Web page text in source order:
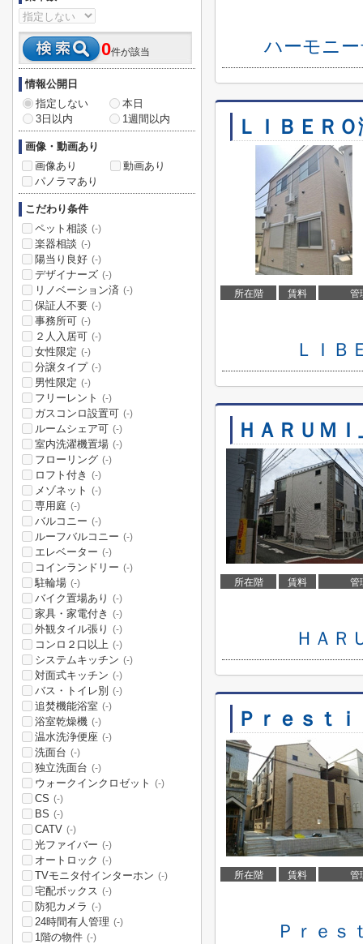
ハーモニ
ＬＩＢＥＲ
所在階 賃料 管
ＬＩＢ
ＨＡＲＵＭ
所在階 賃料 管
ＨＡＲ
Ｐｒｅｓｔ
所在階 賃料 管
Ｐｒｅｓ
0件が該当
情報公開日
指定しない
本日
3日以内
1週間以内
画像・動画あり
画像あり
動画あり
パノラマあり
こだわり条件
ペット相談 (-)
楽器相談 (-)
陽当り良好 (-)
デザイナーズ (-)
リノベーション済 (-)
保証人不要 (-)
事務所可 (-)
２人入居可 (-)
女性限定 (-)
分譲タイプ (-)
男性限定 (-)
フリーレント (-)
ガスコンロ設置可 (-)
ルームシェア可 (-)
室内洗濯機置場 (-)
フローリング (-)
ロフト付き (-)
メゾネット (-)
専用庭 (-)
バルコニー (-)
ルーフバルコニー (-)
エレベーター (-)
コインランドリー (-)
駐輪場 (-)
バイク置場あり (-)
家具・家電付き (-)
外観タイル張り (-)
コンロ２口以上 (-)
システムキッチン (-)
対面式キッチン (-)
バス・トイレ別 (-)
追焚機能浴室 (-)
浴室乾燥機 (-)
温水洗浄便座 (-)
洗面台 (-)
独立洗面台 (-)
ウォークインクロゼット (-)
CS (-)
BS (-)
CATV (-)
光ファイバー (-)
オートロック (-)
TVモニタ付インターホン (-)
宅配ボックス (-)
防犯カメラ (-)
24時間有人管理 (-)
1階の物件 (-)